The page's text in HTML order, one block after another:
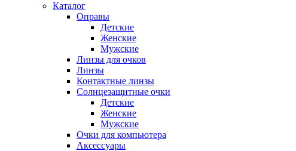
Каталог
Оправы
Детские
Женские
Мужские
Линзы для очков
Линзы
Контактные линзы
Солнцезащитные очки
Детские
Женские
Мужские
Очки для компьютера
Аксессуары